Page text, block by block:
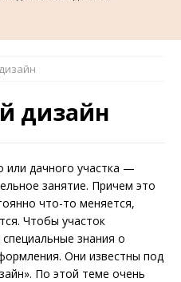
дизайн
дачного участка —
занятие. Причем это
что-то меняется,
Чтобы участок
знания о
Они известны под
По этой теме очень